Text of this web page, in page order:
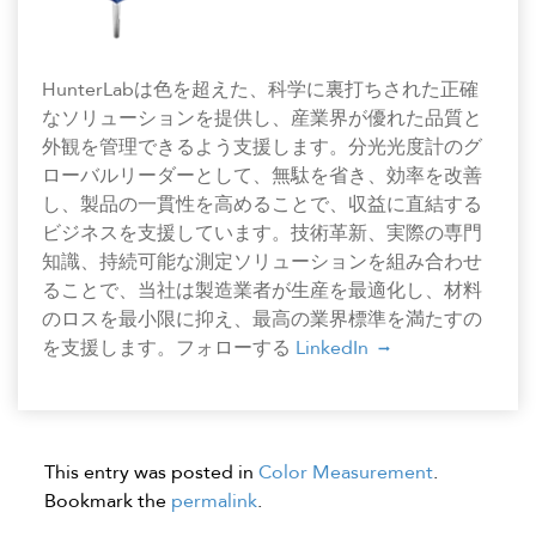
HunterLabは色を超えた、科学に裏打ちされた正確
なソリューションを提供し、産業界が優れた品質と
外観を管理できるよう支援します。分光光度計のグ
ローバルリーダーとして、無駄を省き、効率を改善
し、製品の一貫性を高めることで、収益に直結する
ビジネスを支援しています。技術革新、実際の専門
知識、持続可能な測定ソリューションを組み合わせ
ることで、当社は製造業者が生産を最適化し、材料
のロスを最小限に抑え、最高の業界標準を満たすの
を支援します。フォローする LinkedIn
This entry was posted in Color Measurement.
Bookmark the permalink.